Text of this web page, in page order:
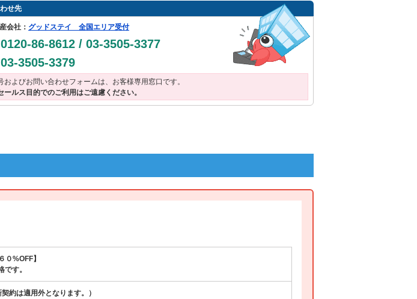
せ先
会社： グッドステイ 全国エリア受付
0120-86-8612 / 03-3505-3377
03-3505-3379
およびお問い合わせフォームは、お客様専用窓口です。
ールス目的でのご利用はご遠慮ください。
%OFF】
す。
約は適用外となります。）